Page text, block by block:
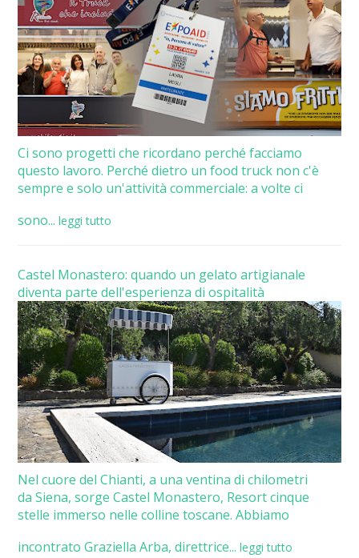
Ci sono progetti che ricordano perché facciamo
questo lavoro. Perché dietro un food truck non c'è
sempre e solo un'attività commerciale: a volte ci
sono... leggi tutto
Castel Monastero: quando un gelato artigianale
diventa parte dell'esperienza di ospitalità
Nel cuore del Chianti, a una ventina di chilometri
da Siena, sorge Castel Monastero, Resort cinque
stelle immerso nelle colline toscane. Abbiamo
incontrato Graziella Arba, direttrice... leggi tutto